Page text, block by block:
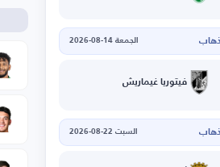
الجمعة 14-08-2026
فيتوريا غيماريش
السبت 22-08-2026